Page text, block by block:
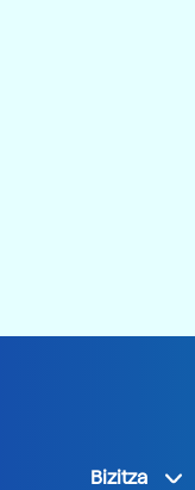
Bizitza